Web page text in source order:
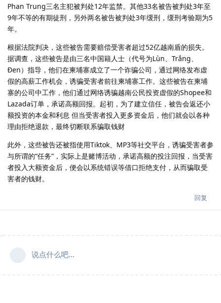
Phan Trung三名主犯被判处12年监禁。其他33名被告被判处3年至
9年不等的有期徒刑，另外两名被告被判处3年缓刑，缓刑考验期为5
年。
根据法院判决，这些被告需要赔偿受害者超过52亿越南盾的损失。
据调查，这些被告是由三名中国籍人士（代号为Lùn、Trắng、
Đen）指导，他们在柬埔寨成立了一个诈骗公司，通过网络发布虚
假的高薪工作机会，诱骗受害者前往柬埔寨工作。这些被告在柬埔
寨的公司中工作，他们通过网络诱骗越南公民投资虚假的Shopee和
Lazada订单，承诺高额回报。起初，为了建立信任，被告会返还小
额投资的本金和利息 但当受害者投入更多资金后，他们就会以各种
理由拒绝退款，最终切断联系骗取钱财
此外，这些被告还被指使用Tiktok、MP3等社交平台，诱骗受害者参
与所谓的“任务”，实际上是赌博活动，承诺高额的投注回报，当受害
者投入大额资金后，便会以系统错误等借口拒绝支付，从而骗取受
害者的钱财。
回复
说点什么吧...